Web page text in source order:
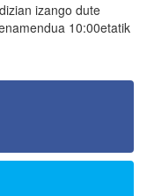
izango dute
10:00etatik